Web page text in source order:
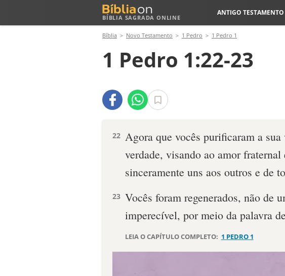
BÍBLIA SAGRADA ONLINE
ANTIGO TESTAMENTO
Bíblia Novo Testamento 1 Pedro 1 Pedro 1
1 Pedro 1:22-23
22 Agora que vocês purificaram a
verdade, visando ao amor
sinceramente uns aos outros e de
23 Vocês foram regenerados, não de
imperecível, por meio da palavra
LEIA O CAPÍTULO COMPLETO: 1 PEDRO 1